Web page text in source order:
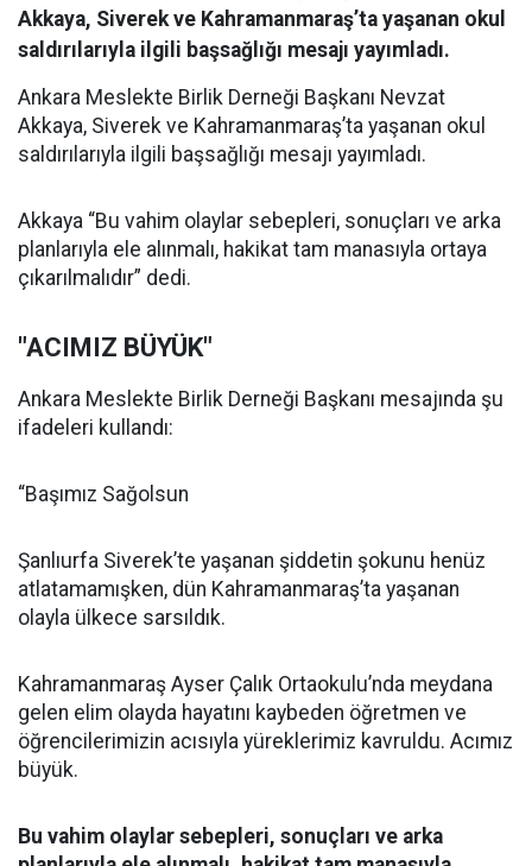
Akkaya, Siverek ve Kahramanmaraş’ta yaşanan okul
saldırılarıyla ilgili başsağlığı mesajı yayımladı.
Ankara Meslekte Birlik Derneği Başkanı Nevzat
Akkaya, Siverek ve Kahramanmaraş’ta yaşanan okul
saldırılarıyla ilgili başsağlığı mesajı yayımladı.
Akkaya “Bu vahim olaylar sebepleri, sonuçları ve arka
planlarıyla ele alınmalı, hakikat tam manasıyla ortaya
çıkarılmalıdır” dedi.
"ACIMIZ BÜYÜK"
Ankara Meslekte Birlik Derneği Başkanı mesajında şu
ifadeleri kullandı:
“Başımız Sağolsun
Şanlıurfa Siverek’te yaşanan şiddetin şokunu henüz
atlatamamışken, dün Kahramanmaraş’ta yaşanan
olayla ülkece sarsıldık.
Kahramanmaraş Ayser Çalık Ortaokulu’nda meydana
gelen elim olayda hayatını kaybeden öğretmen ve
öğrencilerimizin acısıyla yüreklerimiz kavruldu. Acımız
büyük.
Bu vahim olaylar sebepleri, sonuçları ve arka